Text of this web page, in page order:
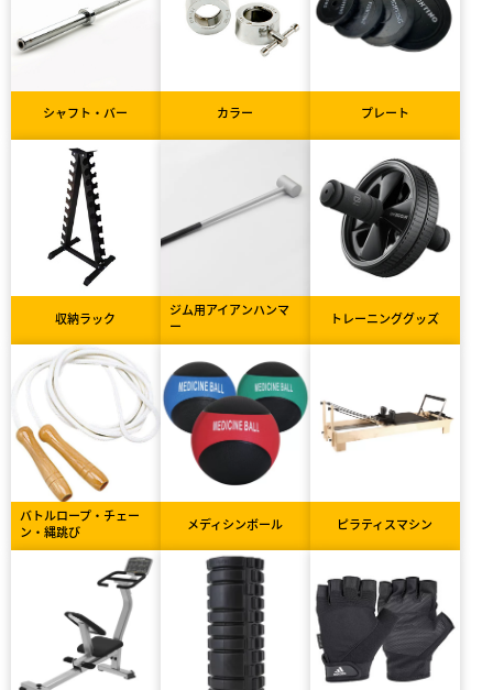
シャフト・バー カラー プレート
収納ラック
ジム用アイアンハンマ
ー
トレーニンググッズ
バトルロープ・チェー
ン・縄跳び
メディシンボール ピラティスマシン